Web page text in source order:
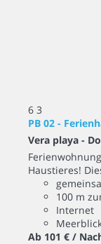
6 3
PB 02 -
Vera playa -
Haustieres!
100 m
Internet
Ab 101 € /